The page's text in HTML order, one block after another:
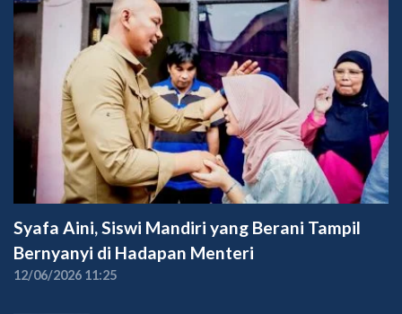
Syafa Aini, Siswi Mandiri yang Berani Tampil
Bernyanyi di Hadapan Menteri
12/06/2026 11:25